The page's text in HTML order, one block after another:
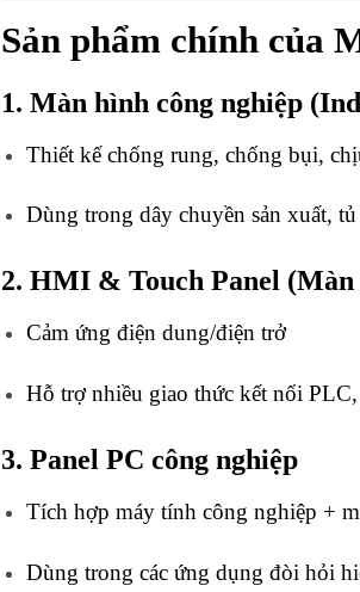
Sản phẩm chính của
1. Màn hình công nghiệp
Thiết kế chống rung, chống bụi,
Dùng trong dây chuyền sản xuất,
2. HMI & Touch Panel
Cảm ứng điện dung/điện trở
Hỗ trợ nhiều giao thức kết nối
3. Panel PC công nghiệp
Tích hợp máy tính công nghiệp +
Dùng trong các ứng dụng đòi hỏi